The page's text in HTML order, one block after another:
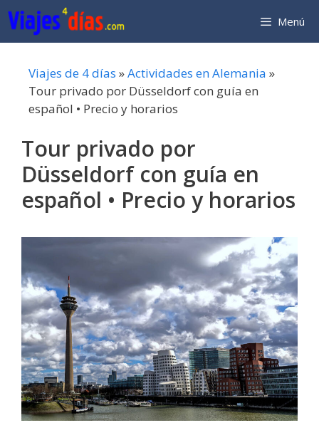
Saltar
al
contenido
Menú
Viajes de 4 días »Actividades en Alemania »
Tour privado por Düsseldorf con guía en
español • Precio y horarios
Tour privado por
Düsseldorf con guía en
español • Precio y horarios